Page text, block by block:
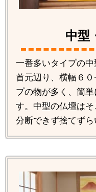
中型
一番多いタイプの
首元辺り、横幅６
プの物が多く、簡
す。中型の仏壇は
分断できず捨てずら